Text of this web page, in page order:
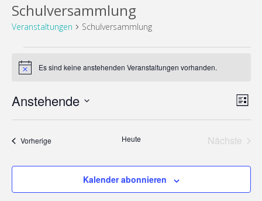
Schulversammlung
Veranstaltungen Schulversammlung
Veranstaltungen
HinweisEs sind keine anstehenden Veranstaltungen vorhanden.
Liste
Anstehende
Datum
VorherigeVeranstaltungen Heute
Nächste
Kalender abonnieren